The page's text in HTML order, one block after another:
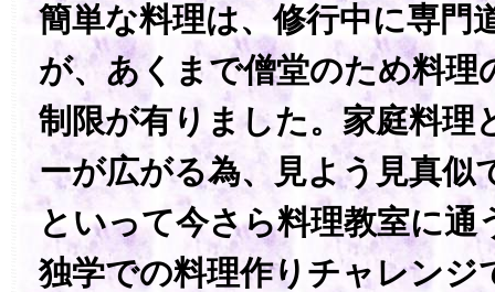
簡単な料理は、修行中に専門
が、あくまで僧堂のため料理
制限が有りました。家庭料理
ーが広がる為、見よう見真似
といって今さら料理教室に
独学での料理作りチャレンジ